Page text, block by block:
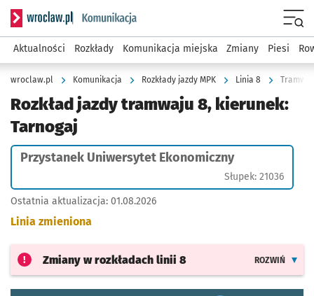
Serwis informacyjny wroclaw.pl podserwis: Komunikacja
Aktualności Rozkłady Komunikacja miejska Zmiany Piesi
wroclaw.pl Komunikacja Rozkłady jazdy MPK Linia 8
Rozkład jazdy tramwaju 8, kierunek:
Tarnogaj
Przystanek Uniwersytet Ekonomiczny
Słupek: 21036
Ostatnia aktualizacja: 01.08.2026
Linia zmieniona
Zmiany w rozkładach linii 8 ROZWIŃ